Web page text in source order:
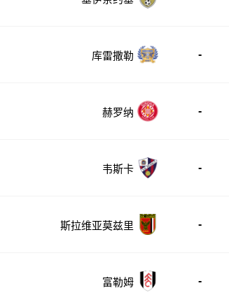
库雷撒勒 -
赫罗纳 -
韦斯卡 -
斯拉维亚莫兹里 -
富勒姆 -